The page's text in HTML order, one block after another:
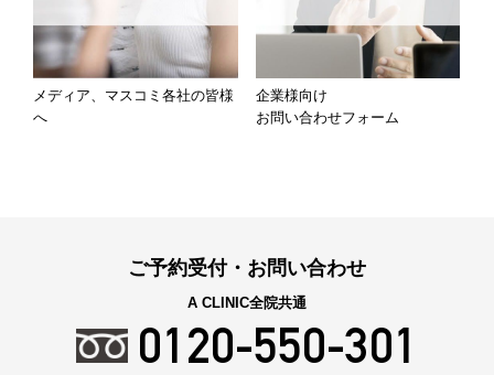
メディア、マスコミ各社の皆様
へ
企業様向け
お問い合わせフォーム
ご予約受付・お問い合わせ
A CLINIC全院共通
0120-550-301